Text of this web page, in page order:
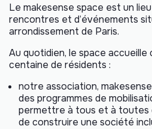
Le makesense space est un
rencontres et d’événements
arrondissement de Paris.
Au quotidien, le space accueille
centaine de résidents :
notre association, makesense
des programmes de
permettre à tous et à toutes
de construire une société